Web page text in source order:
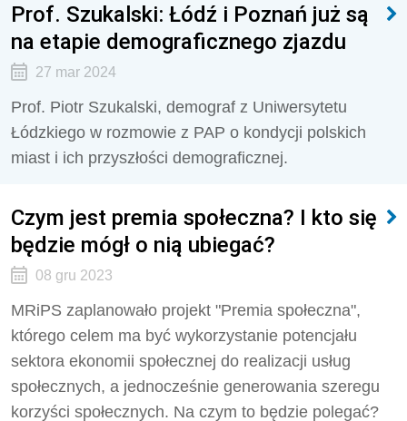
Prof. Szukalski: Łódź i Poznań już są
na etapie demograficznego zjazdu
27 mar 2024
Prof. Piotr Szukalski, demograf z Uniwersytetu
Łódzkiego w rozmowie z PAP o kondycji polskich
miast i ich przyszłości demograficznej.
Czym jest premia społeczna? I kto się
będzie mógł o nią ubiegać?
08 gru 2023
MRiPS zaplanowało projekt "Premia społeczna",
którego celem ma być wykorzystanie potencjału
sektora ekonomii społecznej do realizacji usług
społecznych, a jednocześnie generowania szeregu
korzyści społecznych. Na czym to będzie polegać?